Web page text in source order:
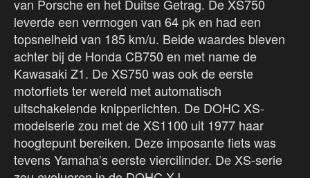
van Porsche en het Duitse Getrag. De XS750
leverde een vermogen van 64 pk en had een
topsnelheid van 185 km/u. Beide waardes bleven
achter bij de Honda CB750 en met name de
Kawasaki Z1. De XS750 was ook de eerste
motorfiets ter wereld met automatisch
uitschakelende knipperlichten. De DOHC XS-
modelserie zou met de XS1100 uit 1977 haar
hoogtepunt bereiken. Deze imposante fiets was
tevens Yamaha’s eerste viercilinder. De XS-serie